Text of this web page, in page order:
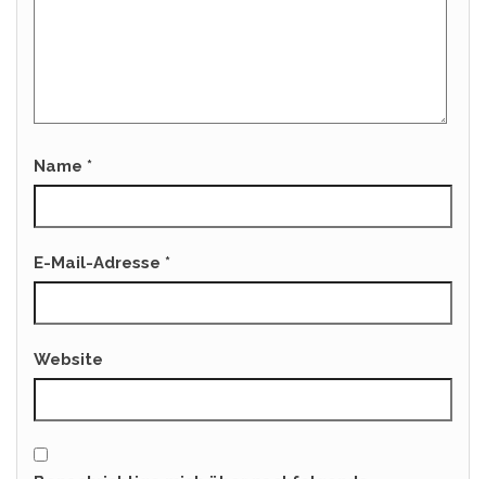
Name *
E-Mail-Adresse *
Website